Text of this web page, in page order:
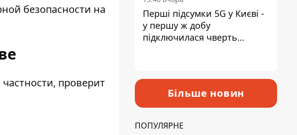
безопасности на
проверит
Перші підсумки 5G у Києві -
у першу ж добу
підключилася чверть
Більше новин
ПОПУЛЯРНЕ